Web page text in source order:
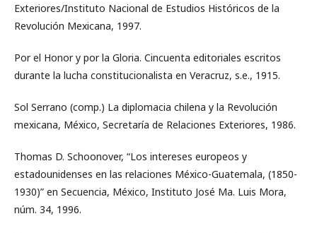
Exteriores/Instituto Nacional de Estudios Históricos de la
Revolución Mexicana, 1997.
Por el Honor y por la Gloria. Cincuenta editoriales escritos
durante la lucha constitucionalista en Veracruz, s.e., 1915.
Sol Serrano (comp.) La diplomacia chilena y la Revolución
mexicana, México, Secretaría de Relaciones Exteriores, 1986.
Thomas D. Schoonover, “Los intereses europeos y
estadounidenses en las relaciones México-Guatemala, (1850-
1930)” en Secuencia, México, Instituto José Ma. Luis Mora,
núm. 34, 1996.